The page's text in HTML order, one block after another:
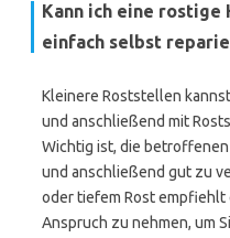
Kann ich eine rostige
einfach selbst
Kleinere Roststellen
und anschließend mit
Wichtig ist, die
und anschließend gut zu
oder tiefem Rost
Anspruch zu nehmen, um